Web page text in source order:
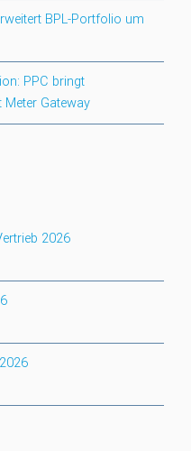
BPL-Portfolio um
PPC bringt
Gateway
2026